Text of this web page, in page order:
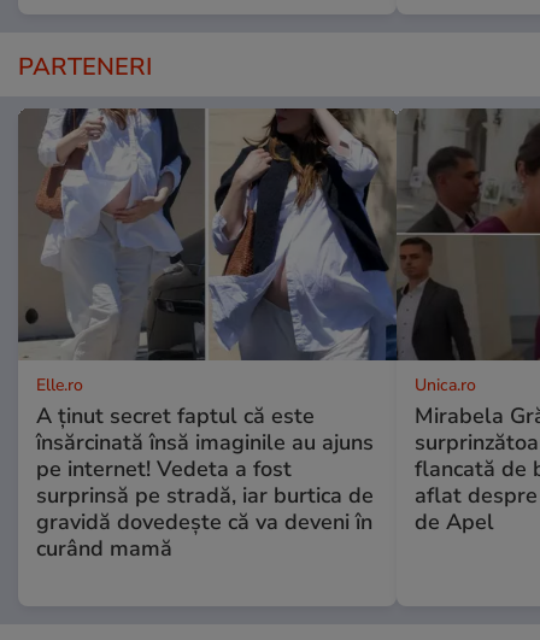
PARTENERI
Elle.ro
A ținut secret faptul că este
însărcinată însă imaginile au ajuns
pe internet! Vedeta a fost
surprinsă pe stradă, iar burtica de
gravidă dovedește că va deveni în
curând mamă
Unica.ro
Mirabela
flancată de
aflat
de Apel